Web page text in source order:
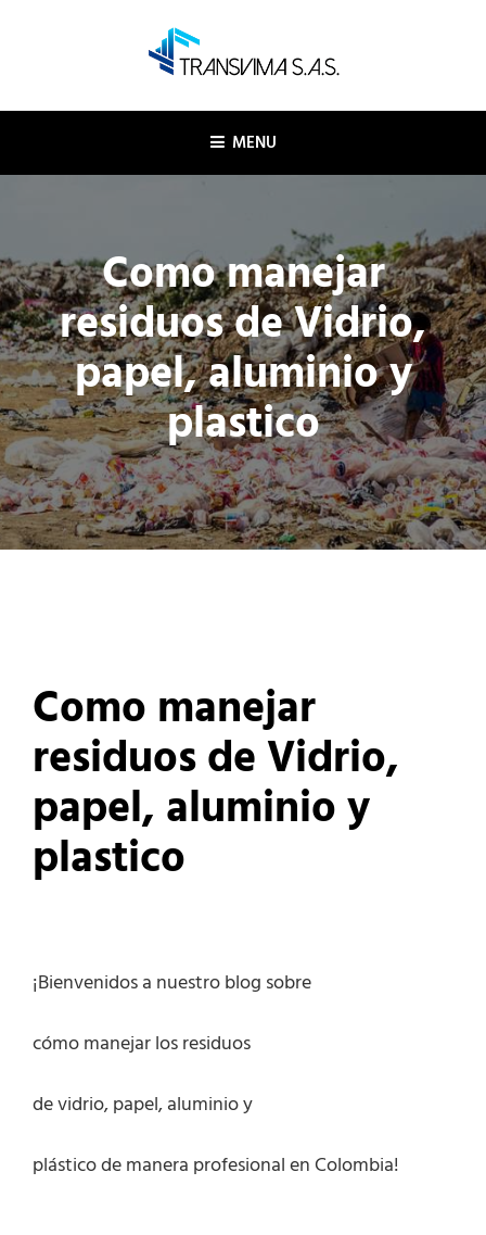
TRANSVIMA SAS
Logística y transporte
MENU
Como manejar
residuos de Vidrio,
papel, aluminio y
plastico
Como manejar
residuos de Vidrio,
papel, aluminio y
plastico
¡Bienvenidos a nuestro blog sobre
cómo manejar los residuos
de vidrio, papel, aluminio y
plástico de manera profesional en Colombia!